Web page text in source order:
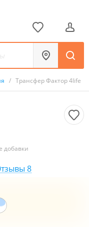
/ Трансфер Фактор 4life
добавки
8